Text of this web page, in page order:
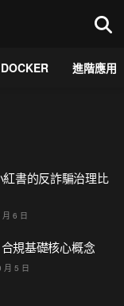
DOCKER 進階應用
紅書的反詐騙治理比
6 日
規基礎核心概念
5 日